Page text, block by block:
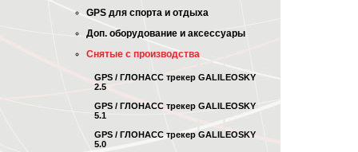
GPS для спорта и отдыха
Доп. оборудование и аксессуары
Снятые с производства
GPS / ГЛОНАСС трекер GALILEOSKY
2.5
GPS / ГЛОНАСС трекер GALILEOSKY
5.1
GPS / ГЛОНАСС трекер GALILEOSKY
5.0